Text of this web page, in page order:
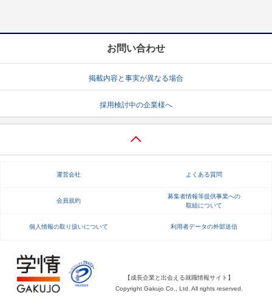
お問い合わせ
掲載内容と事実が異なる場合
採用検討中の企業様へ
運営会社 よくある質問
会員規約
募集者情報等提供事業への
取組について
個人情報の取り扱いについて 利用者データの外部送信
【成長企業と出会える就職情報サイト】
Copyright Gakujo Co., Ltd. All rights reserved.